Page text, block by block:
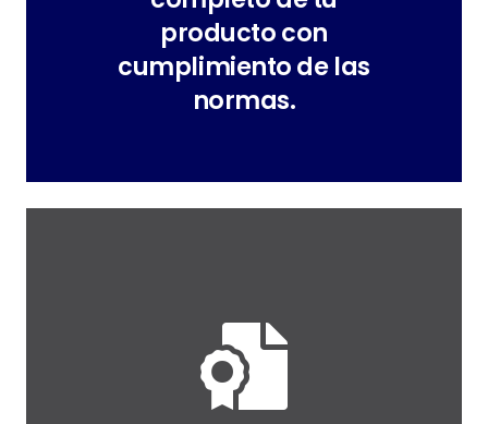
producto con
cumplimiento de las
normas.